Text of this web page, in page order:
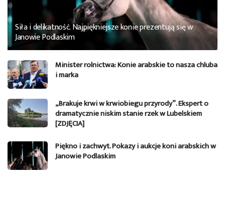
Siła i delikatność. Najpiękniejsze konie prezentują się w
Janowie Podlaskim
Minister rolnictwa: Konie arabskie to nasza chluba
i marka
„Brakuje krwi w krwiobiegu przyrody”. Ekspert o
dramatycznie niskim stanie rzek w Lubelskiem
[ZDJĘCIA]
Piękno i zachwyt. Pokazy i aukcje koni arabskich w
Janowie Podlaskim